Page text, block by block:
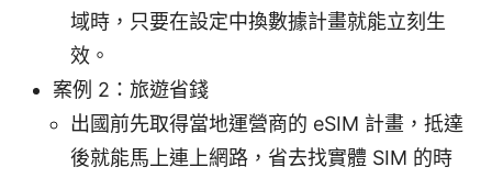
域時，只要在設定中換數據計畫就能立刻生
效。
案例 2：旅遊省錢
出國前先取得當地運營商的 eSIM 計畫，抵達
後就能馬上連上網路，省去找實體 SIM 的時